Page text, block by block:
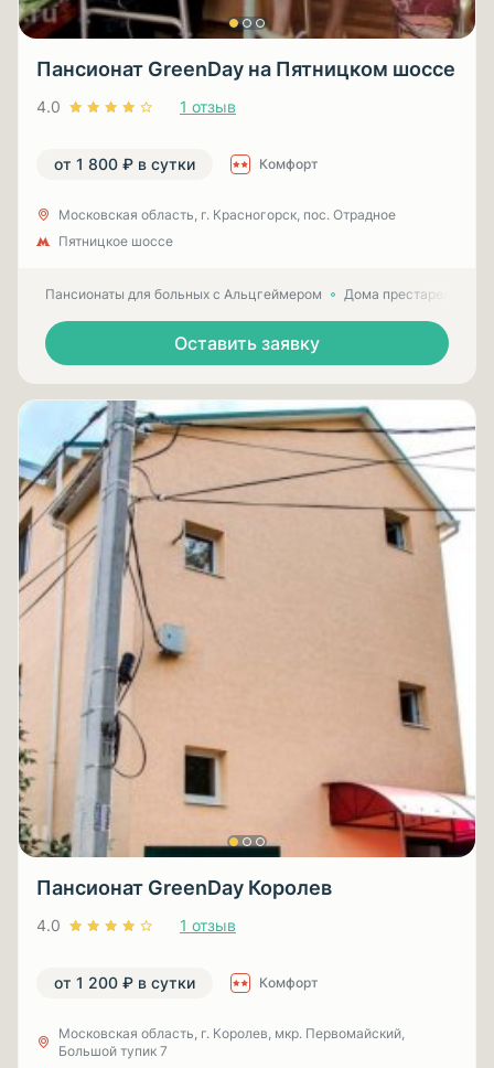
Пансионат GreenDay на Пятницком шоссе
4.0 1 отзыв
от 1 800 ₽ в сутки Комфорт
Московская область, г. Красногорск, пос. Отрадное
Пятницкое шоссе
Пансионаты для больных с Альцгеймером Дома престарелых
Оставить заявку
Пансионат GreenDay Королев
4.0 1 отзыв
от 1 200 ₽ в сутки Комфорт
Московская область, г. Королев, мкр. Первомайский,
Большой тупик 7